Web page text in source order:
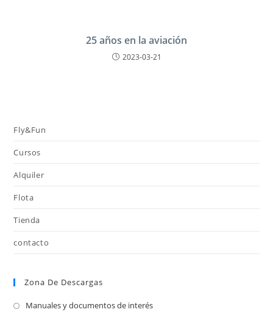
25 años en la aviación
2023-03-21
Fly&Fun
Cursos
Alquiler
Flota
Tienda
contacto
Zona De Descargas
Manuales y documentos de interés